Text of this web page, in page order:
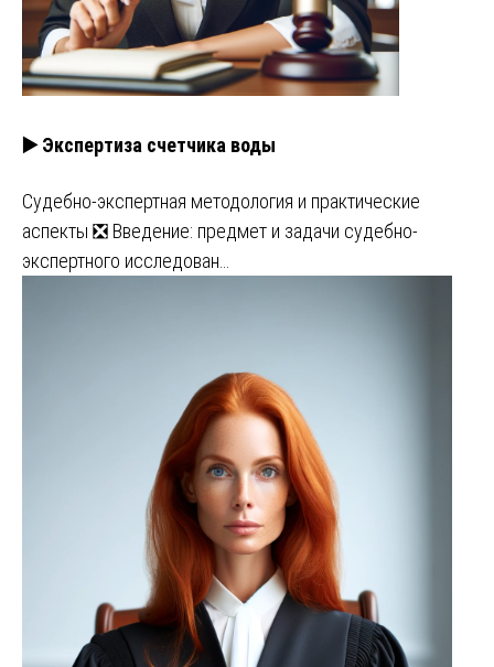
▶️ Экспертиза счетчика воды
Судебно-экспертная методология и практические
аспекты ❎ Введение: предмет и задачи судебно-
экспертного исследован…